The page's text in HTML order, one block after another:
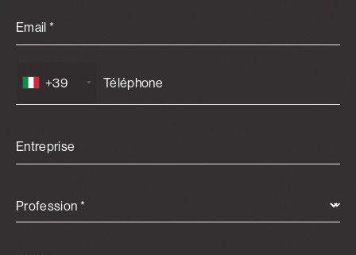
Email *
+39
Entreprise
Profession *